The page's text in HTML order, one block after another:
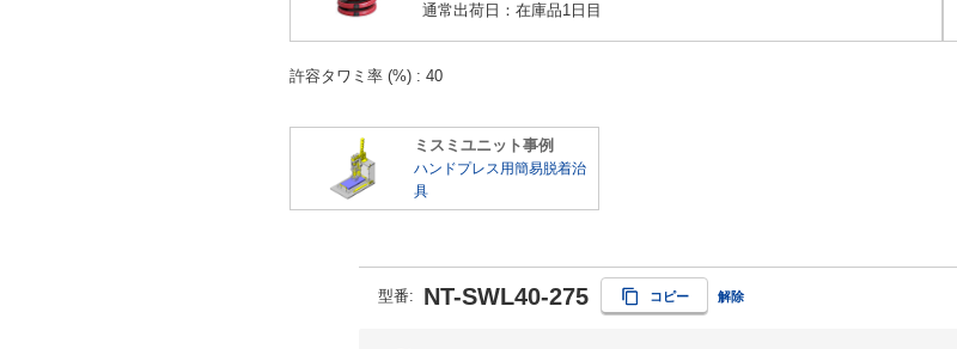
通常出荷日：在庫品1日目
許容タワミ率 (%) 40
ミスミユニット事例
ハンドプレス用簡易脱着治
具
型番: NT-SWL40-275 コピー 解除